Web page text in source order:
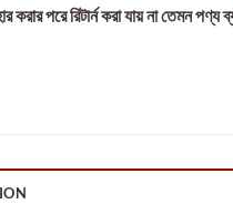
করার পরে রিটার্ন করা যায় না তেমন পণ্য